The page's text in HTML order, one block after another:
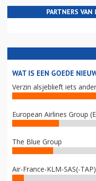
PARTNERS
WAT IS EEN GOEDE
Verzin alsjeblieft iets
European Airlines Group
The Blue Group
Air-France-KLM-SAS(-TAP)